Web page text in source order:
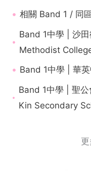
相關 Band 1 / 同
Band 1中學 | 沙
Methodist
Band 1中學 | 華
Band 1中學 | 聖
Kin Secondary